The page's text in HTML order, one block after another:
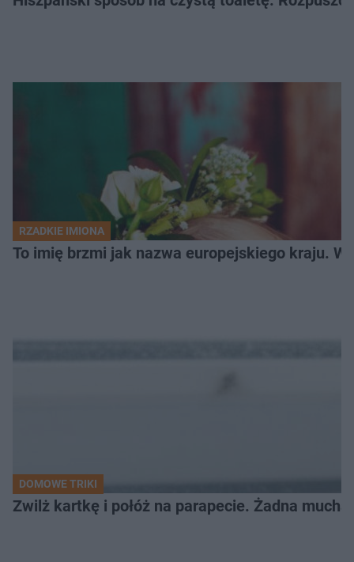
RZADKIE IMIONA
To imię brzmi jak nazwa europejskiego kraju.
DOMOWE TRIKI
Zwilż kartkę i połóż na parapecie. Żadna